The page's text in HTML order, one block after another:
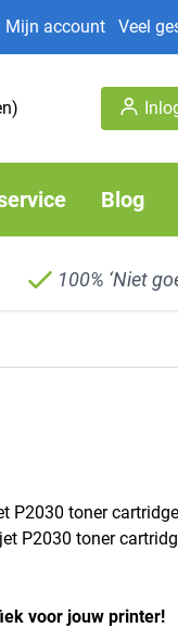
Mijn account Veel
Blog
100% ‘Niet
P2030 toner cartridge
P2030 toner
voor jouw printer!